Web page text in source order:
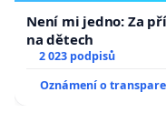
Není mi jedno: Za
na dětech
2 023 podpisů
Oznámení o